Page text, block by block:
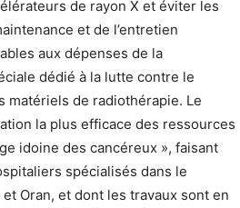
de rayon X et éviter les
et de l’entretien
aux dépenses de la
dédié à la lutte contre le
matériels de radiothérapie. Le
la plus efficace des ressources
idoine des cancéreux », faisant
spécialisés dans le
Oran, et dont les travaux sont en